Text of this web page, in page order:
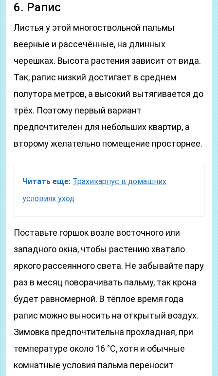
6. Рапис
Листья у этой многоствольной пальмы
веерные и рассечённые, на длинных
черешках. Высота растения зависит от вида.
Так, рапис низкий достигает в среднем
полутора метров, а высокий вытягивается до
трёх. Поэтому первый вариант
предпочтителен для небольших квартир, а
второму желательно помещение просторнее.
Читать еще: Трахикарпус в домашних
условиях уход
Поставьте горшок возле восточного или
западного окна, чтобы растению хватало
яркого рассеянного света. Не забывайте пару
раз в месяц поворачивать пальму, так крона
будет равномерной. В тёплое время года
рапис можно выносить на открытый воздух.
Зимовка предпочтительна прохладная, при
температуре около 16 °С, хотя и обычные
комнатные условия пальма переносит